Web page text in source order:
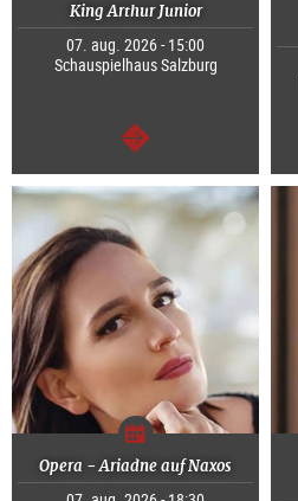
King Arthur Junior
07. aug. 2026 - 15:00
Schauspielhaus Salzburg
Tovább
Opera - Ariadne auf Naxos